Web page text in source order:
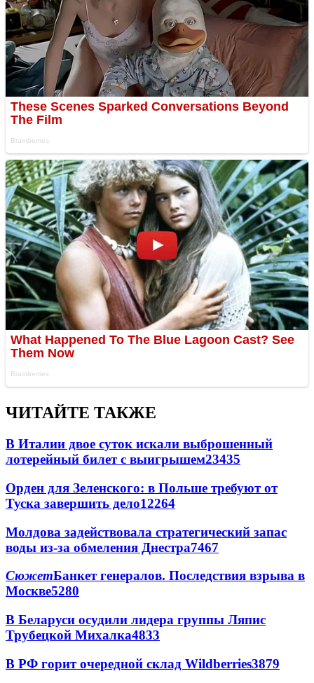
ЧИТАЙТЕ ТАКЖЕ
В Италии двое суток искали выброшенный
лотерейный билет с выигрышем23435
Орден для Зеленского: в Польше требуют от
Туска завершить дело12264
Молдова задействовала стратегический запас
воды из-за обмеления Днестра7467
СюжетБанкет генералов. Последствия взрыва в
Москве5280
В Беларуси осудили лидера группы Ляпис
Трубецкой Михалка4833
В РФ горит очередной склад Wildberries3879